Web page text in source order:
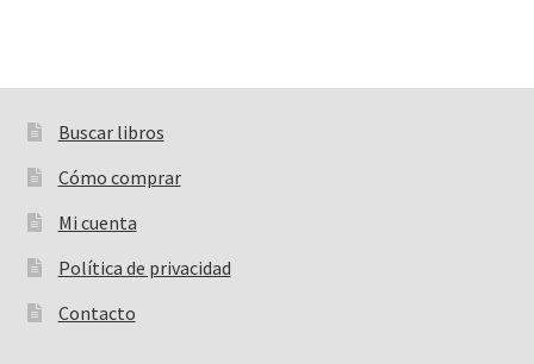
Buscar libros
Buscar:
Cómo comprar
Mi cuenta
Política de privacidad
Contacto